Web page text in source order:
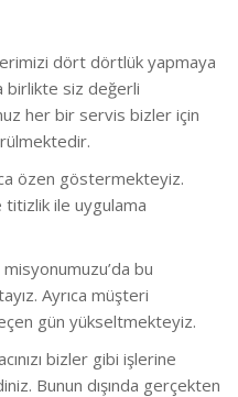
dört dörtlük yapmaya
birlikte siz değerli
her bir servis bizler için
özen göstermekteyiz.
titizlik ile uygulama
bu
Ayrıca müşteri
gün yükseltmekteyiz.
bizler gibi işlerine
Bunun dışında gerçekten